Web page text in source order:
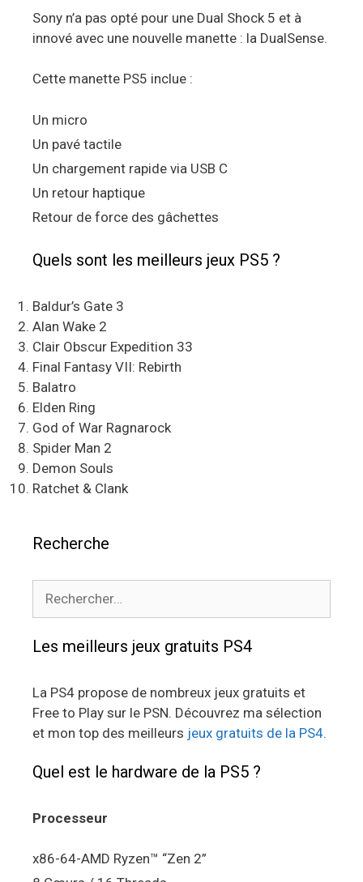
Sony n’a pas opté pour une Dual Shock 5 et à
innové avec une nouvelle manette : la DualSense.
Cette manette PS5 inclue :
Un micro
Un pavé tactile
Un chargement rapide via USB C
Un retour haptique
Retour de force des gâchettes
Quels sont les meilleurs jeux PS5 ?
Baldur’s Gate 3
Alan Wake 2
Clair Obscur Expedition 33
Final Fantasy VII: Rebirth
Balatro
Elden Ring
God of War Ragnarock
Spider Man 2
Demon Souls
Ratchet & Clank
Recherche
Les meilleurs jeux gratuits PS4
La PS4 propose de nombreux jeux gratuits et
Free to Play sur le PSN. Découvrez ma sélection
et mon top des meilleurs jeux gratuits de la PS4.
Quel est le hardware de la PS5 ?
Processeur
x86-64-AMD Ryzen™ “Zen 2”